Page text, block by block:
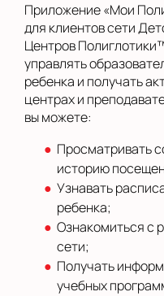
Приложение «Мои
для клиентов сети
Центров
управлять
ребенка и получать
центрах и
вы можете:
Просматривать
историю
Узнавать
ребенка;
Ознакомиться с
сети;
Получать
учебных